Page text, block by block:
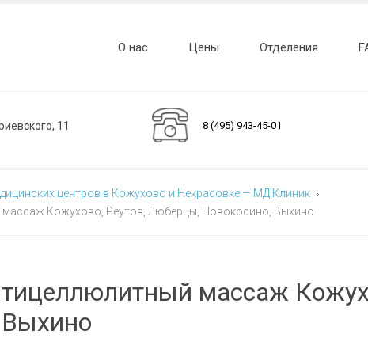
О нас Цены Отделения
11 8 (495) 943-45-01
центров в Кожухово и Некрасовке — МД Клиник
массаж Кожухово, Реутов, Люберцы, Новокосино, Выхино
массаж